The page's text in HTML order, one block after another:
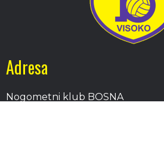
Adresa
Nogometni klub BOSNA